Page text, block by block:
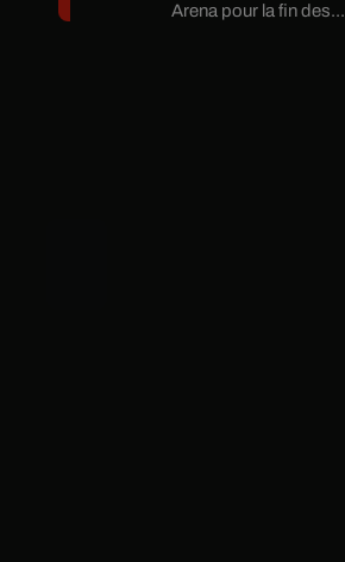
Arena pour la fin des...